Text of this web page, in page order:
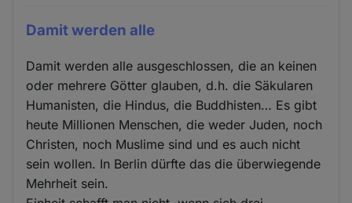
Damit werden alle
Damit werden alle ausgeschlossen, die an keinen
oder mehrere Götter glauben, d.h. die Säkularen
Humanisten, die Hindus, die Buddhisten… Es gibt
heute Millionen Menschen, die weder Juden, noch
Christen, noch Muslime sind und es auch nicht
sein wollen. In Berlin dürfte das die überwiegende
Mehrheit sein.